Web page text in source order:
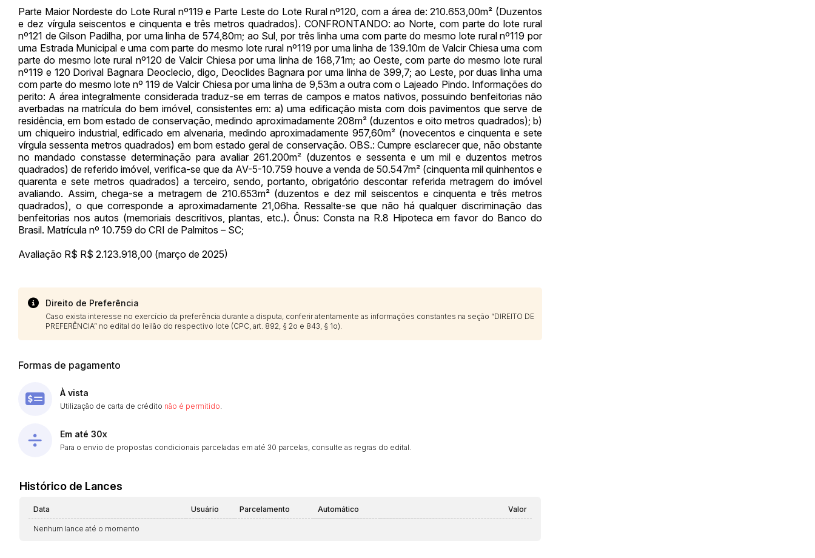
Parte Maior Nordeste do Lote Rural nº119 e Parte Leste do Lote Rural nº120, com a área de: 210.653,00m² (Duzentos
e dez vírgula seiscentos e cinquenta e três metros quadrados). CONFRONTANDO: ao Norte, com parte do lote rural
nº121 de Gilson Padilha, por uma linha de 574,80m; ao Sul, por três linha uma com parte do mesmo lote rural nº119 por
uma Estrada Municipal e uma com parte do mesmo lote rural nº119 por uma linha de 139.10m de Valcir Chiesa uma com
parte do mesmo lote rural nº120 de Valcir Chiesa por uma linha de 168,71m; ao Oeste, com parte do mesmo lote rural
nº119 e 120 Dorival Bagnara Deoclecio, digo, Deoclides Bagnara por uma linha de 399,7; ao Leste, por duas linha uma
com parte do mesmo lote nº 119 de Valcir Chiesa por uma linha de 9,53m a outra com o Lajeado Pindo. Informações do
perito: A área integralmente considerada traduz-se em terras de campos e matos nativos, possuindo benfeitorias não
averbadas na matrícula do bem imóvel, consistentes em: a) uma edificação mista com dois pavimentos que serve de
residência, em bom estado de conservação, medindo aproximadamente 208m² (duzentos e oito metros quadrados); b)
um chiqueiro industrial, edificado em alvenaria, medindo aproximadamente 957,60m² (novecentos e cinquenta e sete
vírgula sessenta metros quadrados) em bom estado geral de conservação. OBS.: Cumpre esclarecer que, não obstante
no mandado constasse determinação para avaliar 261.200m² (duzentos e sessenta e um mil e duzentos metros
quadrados) de referido imóvel, verifica-se que da AV-5-10.759 houve a venda de 50.547m² (cinquenta mil quinhentos e
quarenta e sete metros quadrados) a terceiro, sendo, portanto, obrigatório descontar referida metragem do imóvel
avaliando. Assim, chega-se a metragem de 210.653m² (duzentos e dez mil seiscentos e cinquenta e três metros
quadrados), o que corresponde a aproximadamente 21,06ha. Ressalte-se que não há qualquer discriminação das
benfeitorias nos autos (memoriais descritivos, plantas, etc.). Ônus: Consta na R.8 Hipoteca em favor do Banco do
Brasil. Matrícula nº 10.759 do CRI de Palmitos – SC;
Avaliação R$ R$ 2.123.918,00 (março de 2025)
Direito de Preferência
Caso exista interesse no exercício da preferência durante a disputa, conferir atentamente as informações constantes na seção “DIREITO DE
PREFERÊNCIA” no edital do leilão do respectivo lote (CPC, art. 892, § 2o e 843, § 1o).
Formas de pagamento
À vista
Utilização de carta de crédito não é permitido.
Em até 30x
Para o envio de propostas condicionais parceladas em até 30 parcelas, consulte as regras do edital.
Histórico de Lances
Data Usuário Parcelamento Automático Valor
Nenhum lance até o momento
Usuário
14/04/2025 18:43:11 TIAGOFELIPE
14/04/2025 18:43:11 TIAGOFELIPE
14/04/2025 18:43:11 TIAGOFELIPE
Clique aqui para fazer login